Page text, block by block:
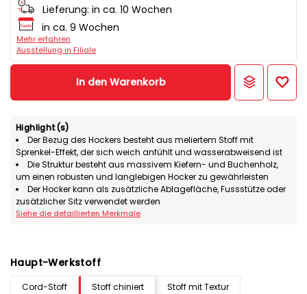
Lieferung: in ca. 10 Wochen
in ca. 9 Wochen
Mehr erfahren
Ausstellung in Filiale
In den Warenkorb
Highlight(s)
Der Bezug des Hockers besteht aus meliertem Stoff mit
Sprenkel-Effekt, der sich weich anfühlt und wasserabweisend ist
Die Struktur besteht aus massivem Kiefern- und Buchenholz,
um einen robusten und langlebigen Hocker zu gewährleisten
Der Hocker kann als zusätzliche Ablagefläche, Fussstütze oder
zusätzlicher Sitz verwendet werden
Siehe die detaillierten Merkmale
Haupt-Werkstoff
Cord-Stoff Stoff chiniert Stoff mit Textur